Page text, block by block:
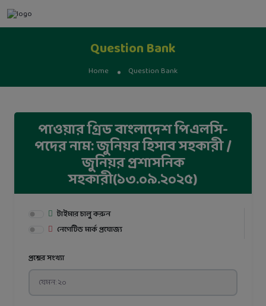
Question Bank
Home Question Bank
পাওয়ার গ্রিড বাংলাদেশ পিএলসি-
পদের নাম: জুনিয়র হিসাব সহকারী /
জুনিয়র প্রশাসনিক
সহকারী(১৩.০৯.২০২৫)
টাইমার চালু করুন
নেগেটিভ মার্ক প্রযোজ্য
প্রশ্নের সংখ্যা